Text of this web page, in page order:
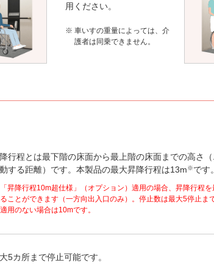
用ください。
※ 車いすの重量によっては、介
護者は同乗できません。
行程とは最下階の床面から最上階の床面までの高さ
する距離）です。本製品の最大昇降行程は13m※です。
「昇降行程10m超仕様」（オプション）適用の場合、昇降行程
ることができます（一方向出入口のみ）。停止数は最大5停止ま
適用のない場合は10mです。
5カ所まで停止可能です。